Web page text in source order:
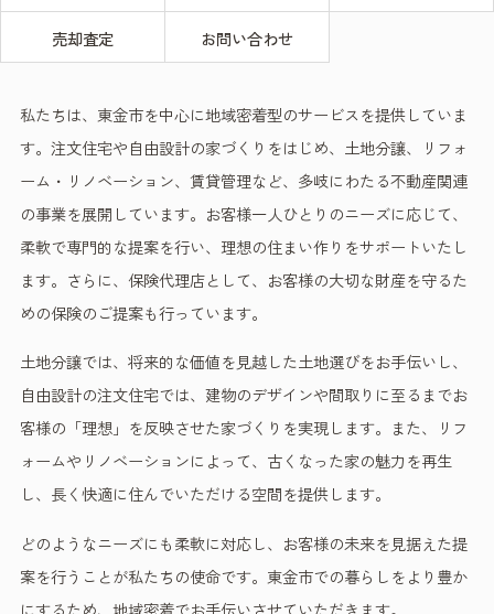
売却査定 お問い合わせ
私たちは、東金市を中心に地域密着型のサービスを提供していま
す。注文住宅や自由設計の家づくりをはじめ、土地分譲、リフォ
ーム・リノベーション、賃貸管理など、多岐にわたる不動産関連
の事業を展開しています。お客様一人ひとりのニーズに応じて、
柔軟で専門的な提案を行い、理想の住まい作りをサポートいたし
ます。さらに、保険代理店として、お客様の大切な財産を守るた
めの保険のご提案も行っています。
土地分譲では、将来的な価値を見越した土地選びをお手伝いし、
自由設計の注文住宅では、建物のデザインや間取りに至るまでお
客様の「理想」を反映させた家づくりを実現します。また、リフ
ォームやリノベーションによって、古くなった家の魅力を再生
し、長く快適に住んでいただける空間を提供します。
どのようなニーズにも柔軟に対応し、お客様の未来を見据えた提
案を行うことが私たちの使命です。東金市での暮らしをより豊か
にするため、地域密着でお手伝いさせていただきます。